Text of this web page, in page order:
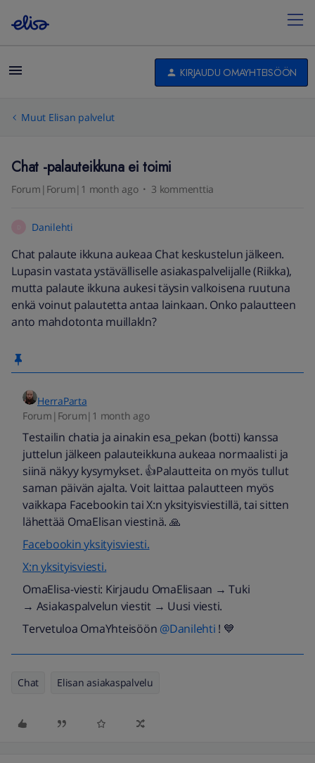
KIRJAUDU OMAYHTEISÖÖN
Muut Elisan palvelut
Chat -palauteikkuna ei toimi
Forum|Forum|1 month ago 3 kommenttia
Danilehti
Chat palaute ikkuna aukeaa Chat keskustelun jälkeen.
Lupasin vastata ystävälliselle asiakaspalvelijalle (Riikka),
mutta palaute ikkuna aukesi täysin valkoisena ruutuna
enkä voinut palautetta antaa lainkaan. Onko palautteen
anto mahdotonta muillakln?
HerraParta
Forum|Forum|1 month ago
Testailin chatia ja ainakin esa_pekan (botti) kanssa
juttelun jälkeen palauteikkuna aukeaa normaalisti ja
siinä näkyy kysymykset. 👍Palautteita on myös tullut
saman päivän ajalta. Voit laittaa palautteen myös
vaikkapa Facebookin tai X:n yksityisviestillä, tai sitten
lähettää OmaElisan viestinä. 🙏
Facebookin yksityisviesti.
X:n yksityisviesti.
OmaElisa-viesti: Kirjaudu OmaElisaan → Tuki
→ Asiakaspalvelun viestit → Uusi viesti.
Tervetuloa OmaYhteisöön ​ @Danilehti ! 💙
Chat Elisan asiakaspalvelu